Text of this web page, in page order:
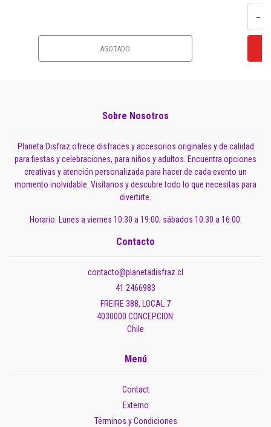
AGOTADO
-
Sobre Nosotros
Planeta Disfraz ofrece disfraces y accesorios originales y de calidad
para fiestas y celebraciones, para niños y adultos. Encuentra opciones
creativas y atención personalizada para hacer de cada evento un
momento inolvidable. Visítanos y descubre todo lo que necesitas para
divertirte.
Horario: Lunes a viernes 10:30 a 19:00; sábados 10:30 a 16:00.
Contacto
contacto@planetadisfraz.cl
41 2466983
FREIRE 388, LOCAL 7
4030000 CONCEPCION:
Chile
Menú
Contact
Externo
Términos y Condiciones